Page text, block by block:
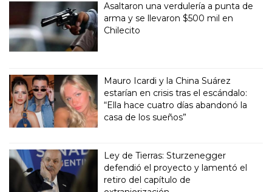
Asaltaron una verdulería a punta de
arma y se llevaron $500 mil en
Chilecito
Mauro Icardi y la China Suárez
estarían en crisis tras el escándalo:
“Ella hace cuatro días abandonó la
casa de los sueños”
Ley de Tierras: Sturzenegger
defendió el proyecto y lamentó el
retiro del capítulo de